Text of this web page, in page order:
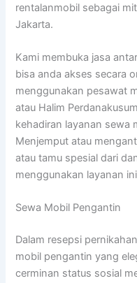
rentalanmobil sebagai
Jakarta.
Kami membuka jasa
bisa anda akses secara
menggunakan pesawat
atau Halim
kehadiran layanan sewa
Menjemput atau
atau tamu spesial dari
menggunakan layanan
Sewa Mobil Pengantin
Dalam resepsi
mobil pengantin yang
cerminan status sosial